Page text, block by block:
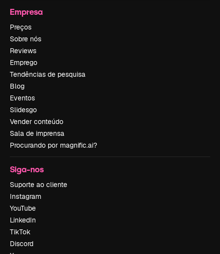
Empresa
Preços
Sobre nós
Reviews
Emprego
Tendências de pesquisa
Blog
Eventos
Slidesgo
Vender conteúdo
Sala de imprensa
Procurando por magnific.ai?
Siga-nos
Suporte ao cliente
Instagram
YouTube
LinkedIn
TikTok
Discord